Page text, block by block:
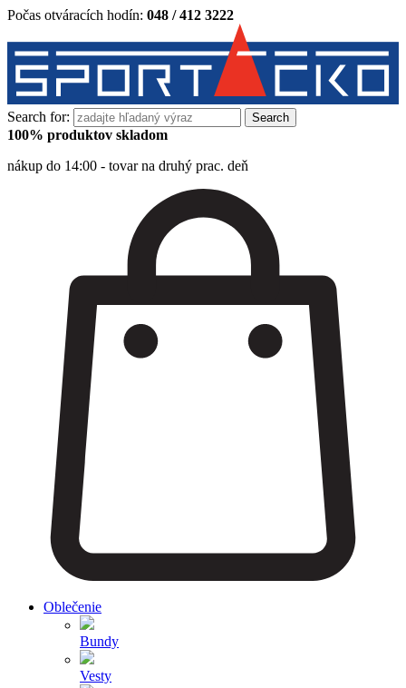
Počas otváracích hodín: 048 / 412 3222
Search for:
100% produktov skladom
nákup do 14:00 - tovar na druhý prac. deň
Oblečenie
Bundy
Vesty